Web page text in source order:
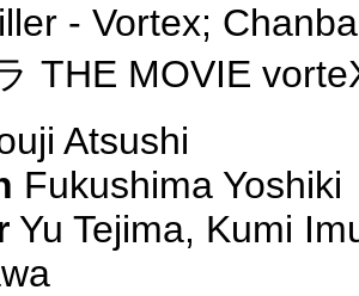
- Vortex;
THE MOVIE
Atsushi
Fukushima Yoshiki
Yu Tejima, Kumi